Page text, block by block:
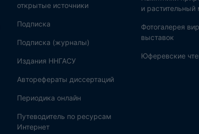
открытые источники
Подписка
Подписка (журналы)
Издания ННГАСУ
Авторефераты диссертаций
Периодика онлайн
Путеводитель по ресурсам
Интернет
и растительный
Фотогалерея
выставок
Юферевские